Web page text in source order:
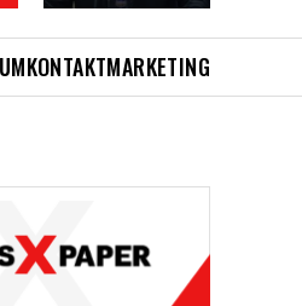
KONTAKTMARKETING